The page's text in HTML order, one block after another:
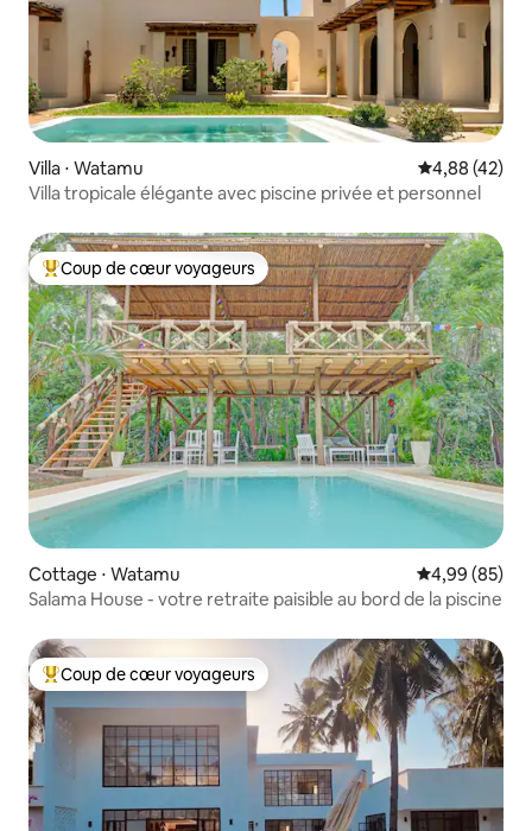
Villa ⋅ Watamu Évaluation
4,88 (42)
Villa tropicale élégante avec piscine privée et personnel
Coups de cœur voyageurs les plus appréciés
Coup de cœur voyageurs
Cottage ⋅ Watamu Évaluation
4,99 (85)
Salama House - votre retraite paisible au bord de la piscine
Coups de cœur voyageurs les plus appréciés
Coup de cœur voyageurs